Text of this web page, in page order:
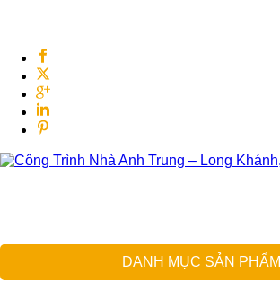
DANH MỤC SẢN PHẨM